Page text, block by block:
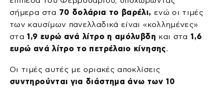
σήμερα στα 70 δολάρια το βαρέλι, ενώ οι τιμές
των καυσίμων πανελλαδικά είναι «κολλημένες»
στα1,9 ευρώ ανά λίτρο η αμόλυβδη και στα1,6
ευρώ ανά λίτρο το πετρέλαιο κίνησης.
Οι τιμές αυτές με οριακές αποκλίσεις
συντηρούνται για διάστημα άνω των 10